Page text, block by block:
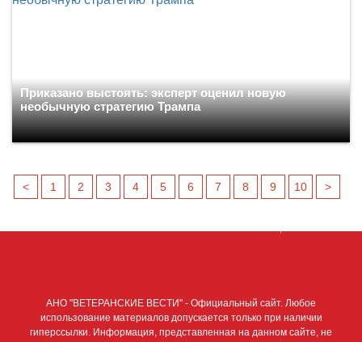
Приказано выстоять: эксперт оценил новую
необычную стратегию Трампа
< 1 2 3 4 5 6 7 8 9 10 >
АНО "ВЕТЕРАНСКИЕ ВЕСТИ" - Официальный сайт. Любое
использование материалов допускается только при наличии
гиперссылки. Информация, представленная на данном сайте, не